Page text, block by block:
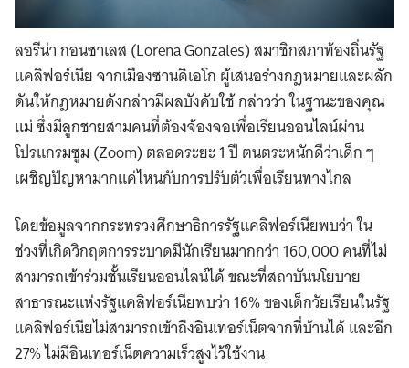
ลอรีน่า กอนซาเลส (Lorena Gonzales) สมาชิกสภาท้องถิ่นรัฐ
แคลิฟอร์เนีย จากเมืองซานดิเอโก ผู้เสนอร่างกฎหมายและผลัก
ดันให้กฎหมายดังกล่าวมีผลบังคับใช้ กล่าวว่า ในฐานะของคุณ
แม่ ซึ่งมีลูกชายสามคนที่ต้องจ้องจอเพื่อเรียนออนไลน์ผ่าน
โปรแกรมซูม (Zoom) ตลอดระยะ 1 ปี ตนตระหนักดีว่าเด็ก ๆ
เผชิญปัญหามากแค่ไหนกับการปรับตัวเพื่อเรียนทางไกล
โดยข้อมูลจากกระทรวงศึกษาธิการรัฐแคลิฟอร์เนียพบว่า ใน
ช่วงที่เกิดวิกฤตการระบาดมีนักเรียนมากกว่า 160,000 คนที่ไม่
สามารถเข้าร่วมชั้นเรียนออนไลน์ได้ ขณะที่สถาบันนโยบาย
สาธารณะแห่งรัฐแคลิฟอร์เนียพบว่า 16% ของเด็กวัยเรียนในรัฐ
แคลิฟอร์เนียไม่สามารถเข้าถึงอินเทอร์เน็ตจากที่บ้านได้ และอีก
27% ไม่มีอินเทอร์เน็ตความเร็วสูงไว้ใช้งาน